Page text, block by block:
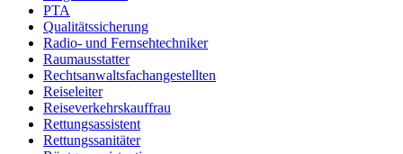
PTA
Qualitätssicherung
Radio- und Fernsehtechniker
Raumausstatter
Rechtsanwaltsfachangestellten
Reiseleiter
Reiseverkehrskauffrau
Rettungsassistent
Rettungssanitäter